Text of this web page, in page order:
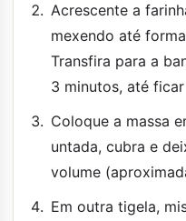
Acrescente a
mexendo até
Transfira para a
3 minutos, até
Coloque a massa
untada, cubra e
volume
Em outra tigela,